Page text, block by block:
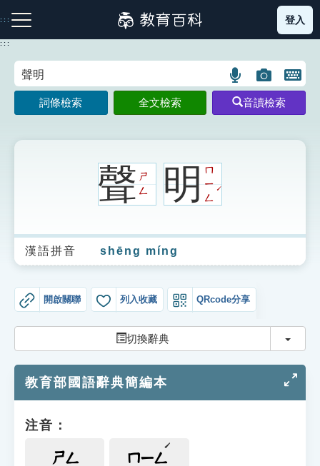
到
主
:::
注音索引圖示 筆畫索引圖示 部首索引表圖示
生字詞彙表
成語故事
索引選單
單字索引
遊戲專區
登入
:::
語
言
搜
圖
片
搜
開
鍵
圖
詞條檢索 全文檢索 音讀檢索
聲ㄕ
ㄥ
明ㄇ
ㄧ
ㄥ
ˊ
漢語拼音 shēng míng
開啟關聯 列入收藏 QRcode分享
切換辭典 切換
教育部國語辭典簡編本
注音：
ㄕㄥ ㄇㄧㄥ